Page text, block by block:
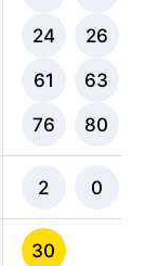
24 26
61 63
76 80
2 0
30